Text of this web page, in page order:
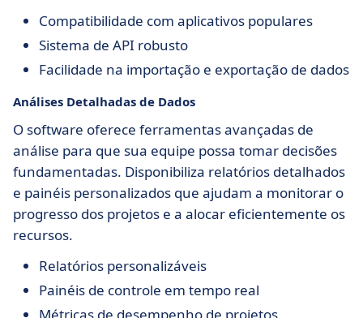
Compatibilidade com aplicativos populares
Sistema de API robusto
Facilidade na importação e exportação de dados
Análises Detalhadas de Dados
O software oferece ferramentas avançadas de
análise para que sua equipe possa tomar decisões
fundamentadas. Disponibiliza relatórios detalhados
e painéis personalizados que ajudam a monitorar o
progresso dos projetos e a alocar eficientemente os
recursos.
Relatórios personalizáveis
Painéis de controle em tempo real